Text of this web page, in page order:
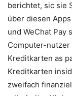
berichtet, sic sie
über diesen
und WeChat Pay
Computer-
Kreditkarten as
Kreditkarten
zweifach